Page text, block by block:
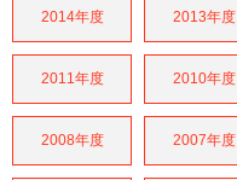
2014年度 2013年度
2011年度 2010年度
2008年度 2007年度